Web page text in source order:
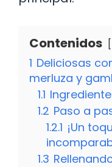
Contenidos
1 Deliciosas
merluza y
1.1
1.2 Paso a
1.2.1 ¡Un
1.3